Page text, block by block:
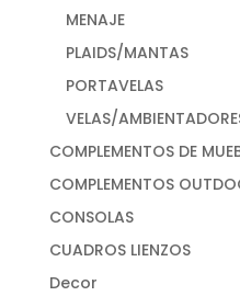
MENAJE
PLAIDS/MANTAS
PORTAVELAS
VELAS/
COMPLEMENTOS DE
COMPLEMENTOS
CONSOLAS
CUADROS LIENZOS
Decor